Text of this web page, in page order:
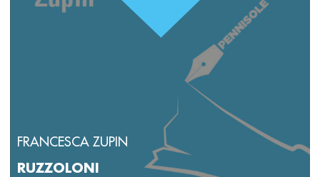
FRANCESCA ZUPIN
RUZZOLONI